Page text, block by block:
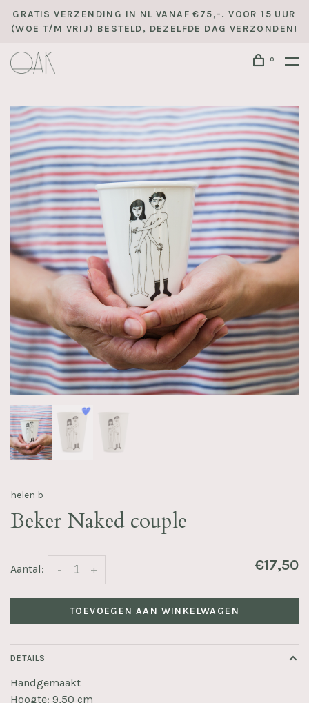
GRATIS VERZENDING IN NL VANAF €75,-. VOOR 15 UUR
(WOE T/M VRIJ) BESTELD, DEZELFDE DAG VERZONDEN!
0
helen b
Beker Naked couple
Aantal: +
- €17,50
TOEVOEGEN AAN WINKELWAGEN
DETAILS
Handgemaakt
Hoogte: 9,50 cm